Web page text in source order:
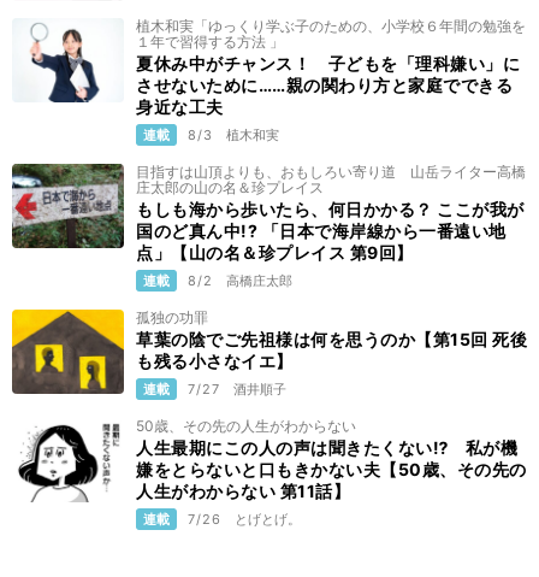
植木和実「ゆっくり学ぶ子のための、小学校６年間の勉強を
１年で習得する方法 」
夏休み中がチャンス！ 子どもを「理科嫌い」に
させないために……親の関わり方と家庭でできる
身近な工夫
連載 8/3 植木和実
目指すは山頂よりも、おもしろい寄り道 山岳ライター高橋
庄太郎の山の名＆珍プレイス
もしも海から歩いたら、何日かかる？ ここが我が
国のど真ん中!? 「日本で海岸線から一番遠い地
点」【山の名＆珍プレイス 第9回】
連載 8/2 高橋庄太郎
孤独の功罪
草葉の陰でご先祖様は何を思うのか【第15回 死後
も残る小さなイエ】
連載 7/27 酒井順子
50歳、その先の人生がわからない
人生最期にこの人の声は聞きたくない⁉ 私が機
嫌をとらないと口もきかない夫【50歳、その先の
人生がわからない 第11話】
連載 7/26 とげとげ。